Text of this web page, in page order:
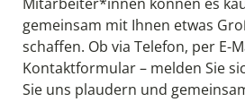
gemeinsam mit Ihnen etwas
schaffen. Ob via Telefon, per E-
Kontaktformular – melden Sie
Sie uns plaudern und